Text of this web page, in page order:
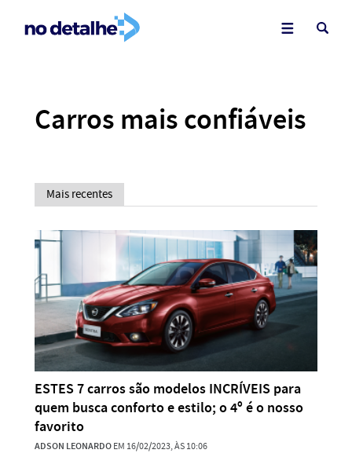
Carros mais confiáveis
Mais recentes
ESTES 7 carros são modelos INCRÍVEIS para
quem busca conforto e estilo; o 4º é o nosso
favorito
ADSON LEONARDOEM 16/02/2023, ÀS 10:06